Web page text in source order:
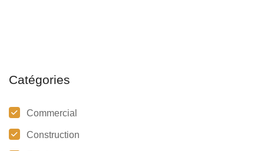
Catégories
Commercial
Construction